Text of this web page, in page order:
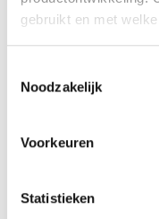
gebruikt en met
Informatie
locatie, die tot
scannen op
U kunt uw
Noodzakelijk
Voorkeuren
Statistieken